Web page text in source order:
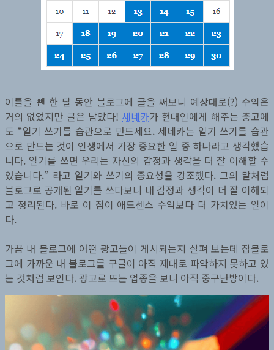
이틀을 뺀 한 달 동안 블로그에 글을 써보니 예상대로(?) 수익은
거의 없었지만 글은 남았다! 세네카가 현대인에게 해주는 충고에
도 “일기 쓰기를 습관으로 만드세요. 세네카는 일기 쓰기를 습관
으로 만드는 것이 인생에서 가장 중요한 일 중 하나라고 생각했습
니다. 일기를 쓰면 우리는 자신의 감정과 생각을 더 잘 이해할 수
있습니다.” 라고 일기와 쓰기의 중요성을 강조했다. 그의 말처럼
블로그로 공개된 일기를 쓰다보니 내 감정과 생각이 더 잘 이해되
고 정리된다. 바로 이 점이 애드센스 수익보다 더 가치있는 일이
다.
가끔 내 블로그에 어떤 광고들이 게시되는지 살펴 보는데 잡블로
그에 가까운 내 블로그를 구글이 아직 제대로 파악하지 못하고 있
는 것처럼 보인다. 광고로 뜨는 업종을 보니 아직 중구난방이다.